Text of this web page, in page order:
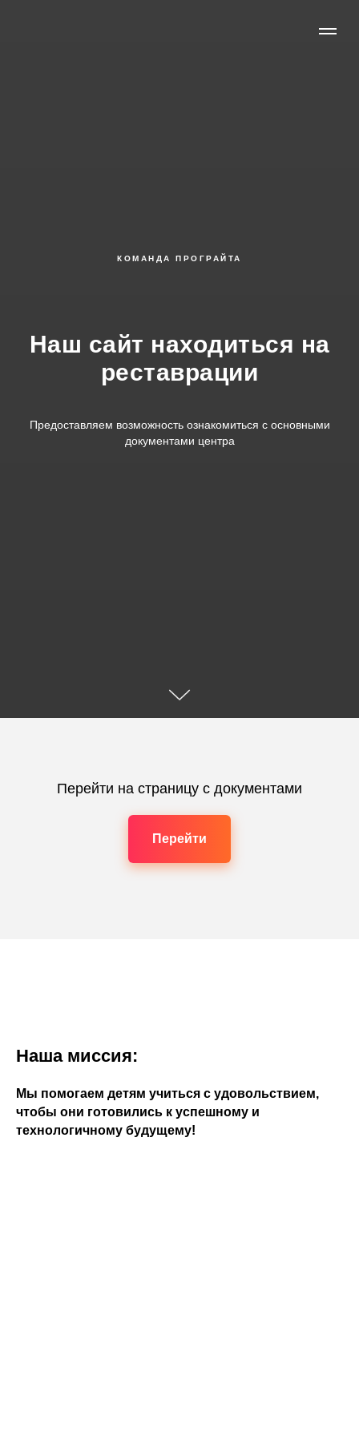
КОМАНДА ПРОГРАЙТА
Наш сайт находиться на
реставрации
Предоставляем возможность ознакомиться с основными
документами центра
Перейти на страницу с документами
Перейти
Наша миссия:
Мы помогаем детям учиться с удовольствием,
чтобы они готовились к успешному и
технологичному будущему!